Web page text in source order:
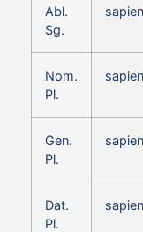
Abl.
Sg.
Nom.
Pl.
Gen.
Pl.
Dat.
Pl.